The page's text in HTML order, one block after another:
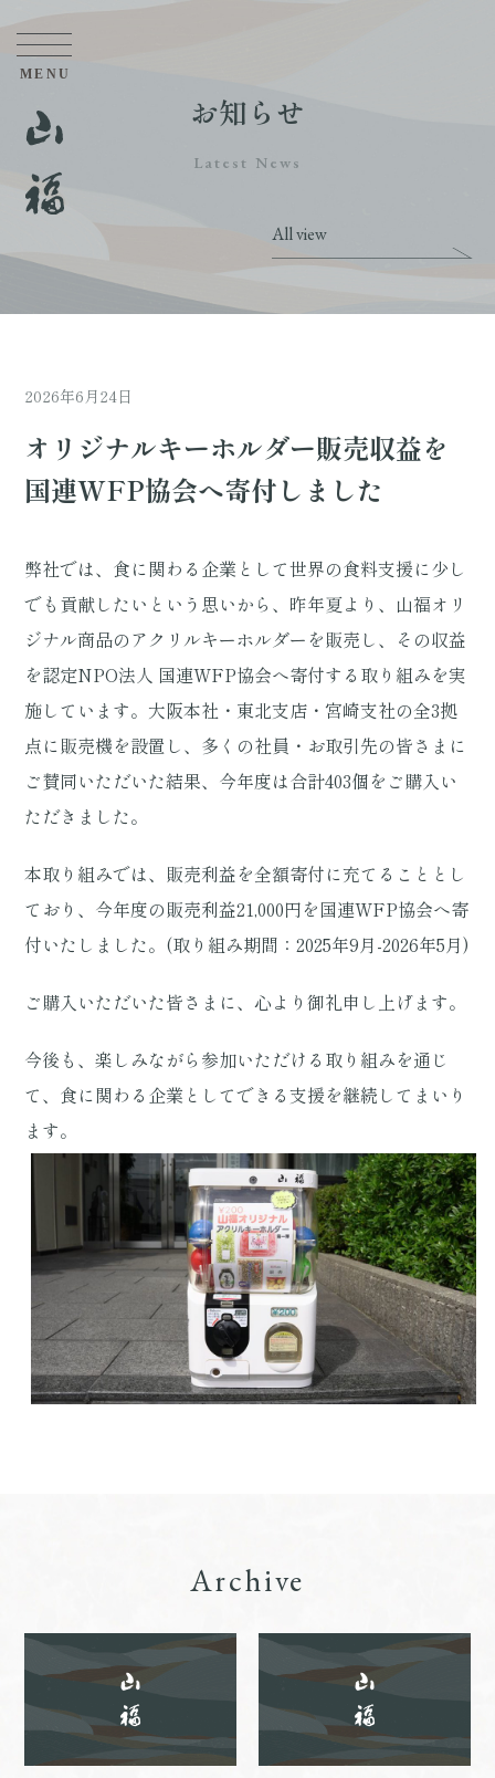
お知らせ
Latest News
All view
2026年6月24日
オリジナルキーホルダー販売収益を
国連WFP協会へ寄付しました
弊社では、食に関わる企業として世界の食料支援に少し
でも貢献したいという思いから、昨年夏より、山福オリ
ジナル商品のアクリルキーホルダーを販売し、その収益
を認定NPO法人 国連WFP協会へ寄付する取り組みを実
施しています。大阪本社・東北支店・宮崎支社の全3拠
点に販売機を設置し、多くの社員・お取引先の皆さまに
ご賛同いただいた結果、今年度は合計403個をご購入い
ただきました。
本取り組みでは、販売利益を全額寄付に充てることとし
ており、今年度の販売利益21,000円を国連WFP協会へ寄
付いたしました。(取り組み期間：2025年9月-2026年5月)
ご購入いただいた皆さまに、心より御礼申し上げます。
今後も、楽しみながら参加いただける取り組みを通じ
て、食に関わる企業としてできる支援を継続してまいり
ます。
Archive